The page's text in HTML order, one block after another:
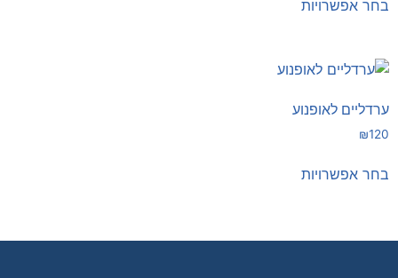
בחר אפשרויות
ערדליים לאופנוע
₪120
בחר אפשרויות